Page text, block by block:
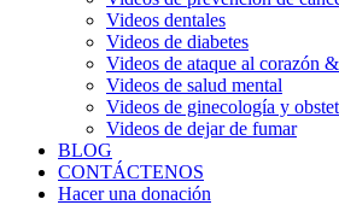
Videos dentales
Videos de diabetes
Videos de ataque al corazón
Videos de salud mental
Videos de ginecología y
Videos de dejar de fumar
BLOG
CONTÁCTENOS
Hacer una donación